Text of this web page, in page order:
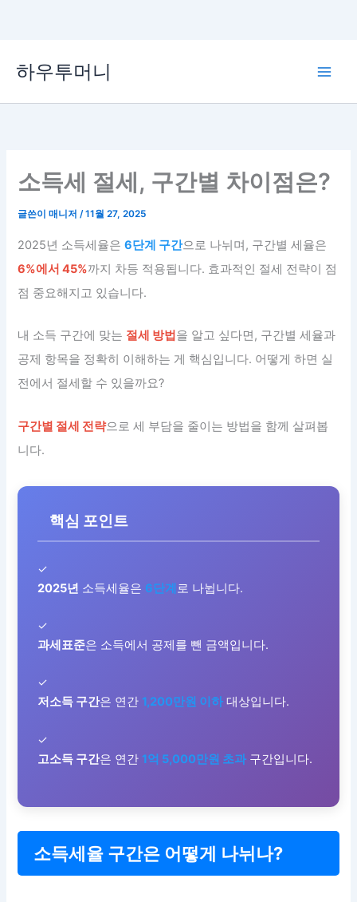
로
하우투머니
소득세 절세, 구간별 차이점은?
글쓴이매니저/11월 27, 2025
2025년 소득세율은6단계 구간으로 나뉘며, 구간별 세율은
6%에서 45%까지 차등 적용됩니다. 효과적인 절세 전략이 점
점 중요해지고 있습니다.
내 소득 구간에 맞는 절세 방법을 알고 싶다면, 구간별 세율과
공제 항목을 정확히 이해하는 게 핵심입니다. 어떻게 하면 실
전에서 절세할 수 있을까요?
구간별 절세 전략으로 세 부담을 줄이는 방법을 함께 살펴봅
니다.
핵심 포인트
✓
2025년 소득세율은 6단계 로 나뉩니다.
✓
과세표준은 소득에서 공제를 뺀 금액입니다.
✓
저소득 구간은 연간 1,200만원 이하 대상입니다.
✓
고소득 구간은 연간 1억 5,000만원 초과 구간입니다.
소득세율 구간은 어떻게 나뉘나?